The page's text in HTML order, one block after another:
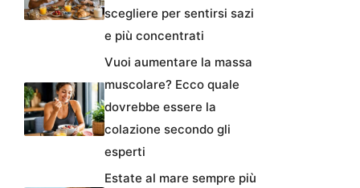
scegliere per sentirsi sazi
e più concentrati
Vuoi aumentare la massa
muscolare? Ecco quale
dovrebbe essere la
colazione secondo gli
esperti
Estate al mare sempre più